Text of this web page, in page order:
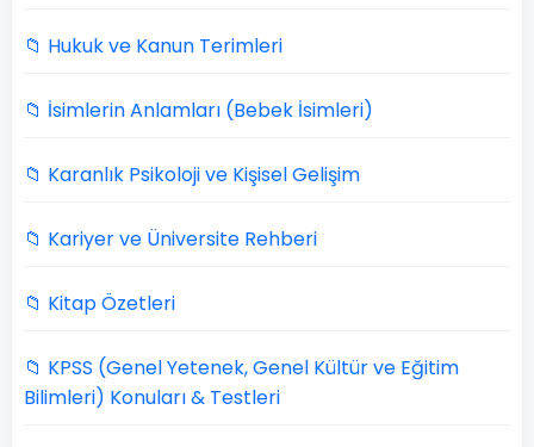
📁 Hukuk ve Kanun Terimleri
📁 İsimlerin Anlamları (Bebek İsimleri)
📁 Karanlık Psikoloji ve Kişisel Gelişim
📁 Kariyer ve Üniversite Rehberi
📁 Kitap Özetleri
📁 KPSS (Genel Yetenek, Genel Kültür ve Eğitim
Bilimleri) Konuları & Testleri